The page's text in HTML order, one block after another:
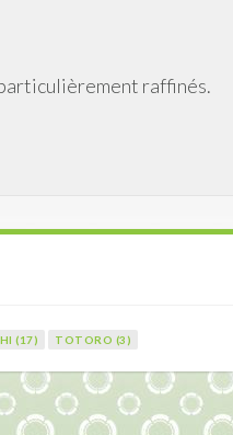
raffinés.
(17) TOTORO (3)